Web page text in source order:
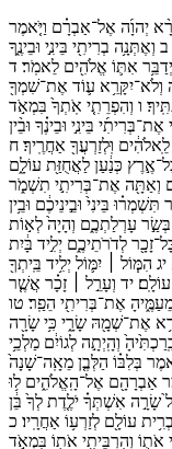
יְהוָ֜ה אֶל־אַבְרָ֗ם וַיֹּ֤אמֶר
ב וְאֶתְּנָ֥ה בְרִיתִ֖י בֵּינִ֣י וּבֵינֶ֑ךָ
אִתּ֛וֹ אֱלֹהִ֖ים לֵאמֹֽר׃ ד
וְלֹא־יִקָּרֵ֥א ע֛וֹד אֶת־שִׁמְךָ֖
ו וְהִפְרֵתִ֤י אֹֽתְךָ֙ בִּמְאֹ֣ד
אֶת־בְּרִיתִ֜י בֵּינִ֣י וּבֵינֶ֗ךָ וּבֵ֨ין
לֵֽאלֹהִ֔ים וּֽלְזַרְעֲךָ֖ אַחֲרֶֽיךָ׃ ח
אֶ֣רֶץ כְּנַ֔עַן לַאֲחֻזַּ֖ת עוֹלָ֑ם
וְאַתָּ֖ה אֶת־בְּרִיתִ֣י תִשְׁמֹ֑ר
תִּשְׁמְר֗וּ בֵּינִי֙ וּבֵ֣ינֵיכֶ֔ם וּבֵ֥ין
בְּשַׂ֣ר עָרְלַתְכֶ֑ם וְהָיָה֙ לְא֣וֹת
זָכָ֖ר לְדֹרֹתֵיכֶ֑ם יְלִ֣יד בָּ֔יִת
יג הִמּ֧וֹל ׀ יִמּ֛וֹל יְלִ֥יד בֵּֽיתְךָ֖
עוֹלָֽם׃ יד וְעָרֵ֣ל ׀ זָכָ֗ר אֲשֶׁ֤ר
אֶת־בְּרִיתִ֖י הֵפַֽר׃ טו
אֶת־שְׁמָ֖הּ שָׂרָ֑י כִּ֥י שָׂרָ֖ה
וְהָֽיְתָ֣ה לְגוֹיִ֔ם מַלְכֵ֥י
בְּלִבּ֗וֹ הַלְּבֶ֤ן מֵאָֽה־שָׁנָה֙
אַבְרָהָ֖ם אֶל־הָֽאֱלֹהִ֑ים ל֥וּ
שָׂרָ֣ה אִשְׁתְּךָ֗ יֹלֶ֤דֶת לְךָ֙ בֵּ֔ן
עוֹלָ֖ם לְזַרְע֥וֹ אַחֲרָֽיו׃ כ
אֹת֛וֹ וְהִרְבֵּיתִ֥י אֹת֖וֹ בִּמְאֹ֣ד